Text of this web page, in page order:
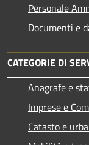
Personale
Documenti e
CATEGORIE DI
Anagrafe e
Imprese e
Catasto e